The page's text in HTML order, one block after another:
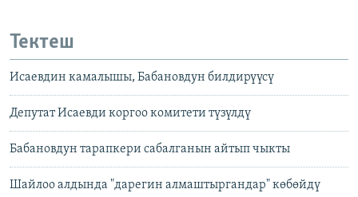
Тектеш
Исаевдин камалышы, Бабановдун билдирүүсү
Депутат Исаевди коргоо комитети түзүлдү
Бабановдун тарапкери сабалганын айтып чыкты
Шайлоо алдында "дарегин алмаштыргандар" көбөйдү